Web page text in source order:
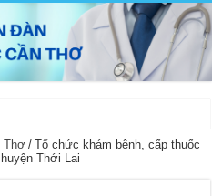
khoa TP Cần Thơ và Bệnh viện Mắt –
Thơ / Tổ chức khám bệnh, cấp thuốc
Thới Lai